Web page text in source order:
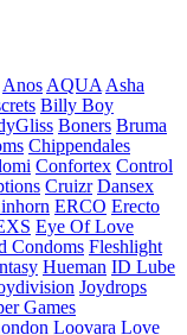
Anos AQUA Asha
Billy Boy
Boners Bruma
Chippendales
Confortex Control
Cruizr Dansex
ERCO Erecto
Eye Of Love
Condoms Fleshlight
Hueman ID Lube
Joydrops
Games
Loovara Love